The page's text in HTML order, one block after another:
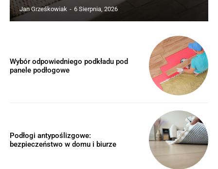
Jan Grześkowiak - 6 Sierpnia, 2026
Wybór odpowiedniego podkładu pod
panele podłogowe
Podłogi antypoślizgowe:
bezpieczeństwo w domu i biurze